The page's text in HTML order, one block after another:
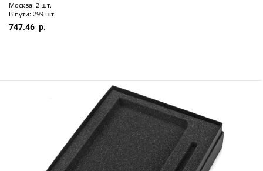
Москва: 2 шт.
В пути: 299 шт.
747.46